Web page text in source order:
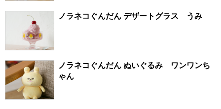
ノラネコぐんだん デザートグラス うみ
ノラネコぐんだん ぬいぐるみ ワンワンち
ゃん